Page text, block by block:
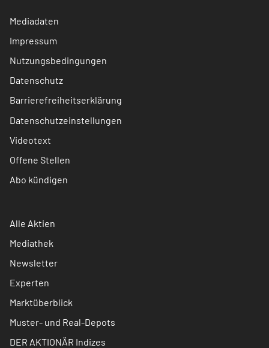
Mediadaten
Impressum
Nutzungsbedingungen
Datenschutz
Barrierefreiheitserklärung
Datenschutzeinstellungen
Videotext
Offene Stellen
Abo kündigen
Alle Aktien
Mediathek
Newsletter
Experten
Marktüberblick
Muster- und Real-Depots
DER AKTIONÄR Indizes